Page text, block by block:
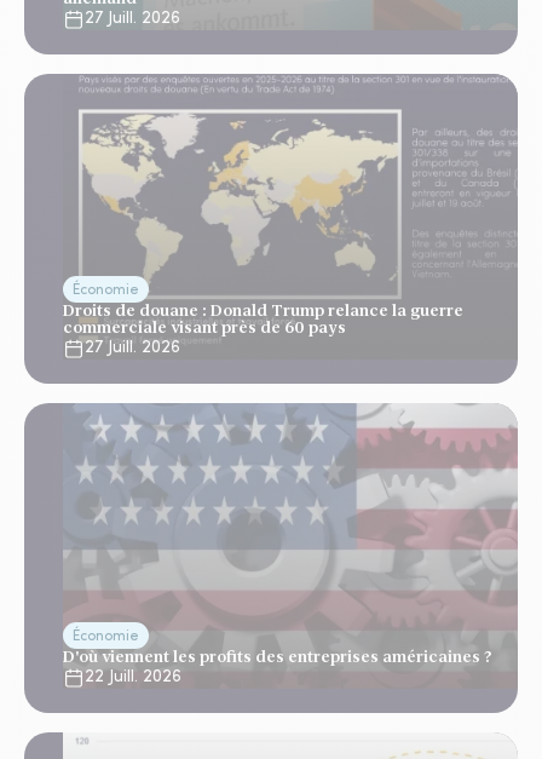
27 Juill. 2026
Économie
Droits de douane : Donald Trump relance la guerre
commerciale visant près de 60 pays
27 Juill. 2026
Économie
D'où viennent les profits des entreprises américaines ?
22 Juill. 2026